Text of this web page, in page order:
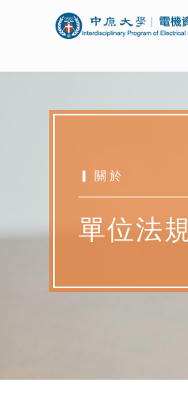
▎關於
單位法規